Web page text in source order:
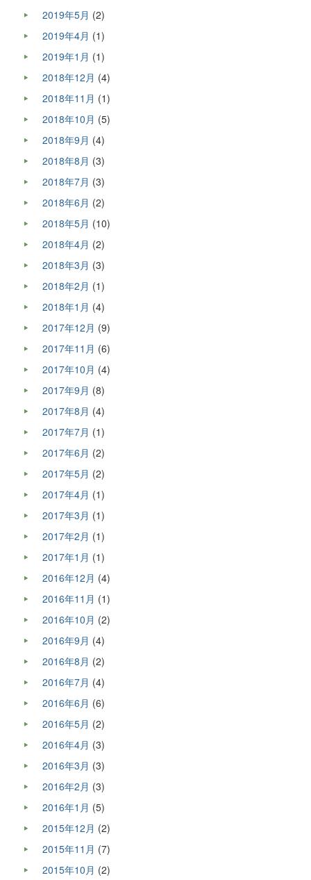
2019年5月 (2)
2019年4月 (1)
2019年1月 (1)
2018年12月 (4)
2018年11月 (1)
2018年10月 (5)
2018年9月 (4)
2018年8月 (3)
2018年7月 (3)
2018年6月 (2)
2018年5月 (10)
2018年4月 (2)
2018年3月 (3)
2018年2月 (1)
2018年1月 (4)
2017年12月 (9)
2017年11月 (6)
2017年10月 (4)
2017年9月 (8)
2017年8月 (4)
2017年7月 (1)
2017年6月 (2)
2017年5月 (2)
2017年4月 (1)
2017年3月 (1)
2017年2月 (1)
2017年1月 (1)
2016年12月 (4)
2016年11月 (1)
2016年10月 (2)
2016年9月 (4)
2016年8月 (2)
2016年7月 (4)
2016年6月 (6)
2016年5月 (2)
2016年4月 (3)
2016年3月 (3)
2016年2月 (3)
2016年1月 (5)
2015年12月 (2)
2015年11月 (7)
2015年10月 (2)